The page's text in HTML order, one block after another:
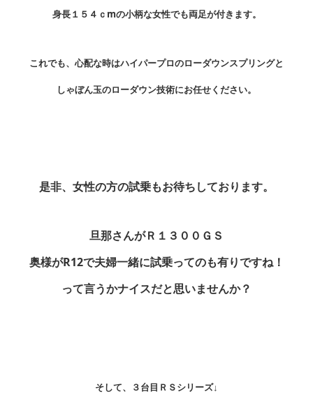
身長１５４ｃmの小柄な女性でも両足が付きます。
これでも、心配な時はハイパープロのローダウンスプリングと
しゃぼん玉のローダウン技術にお任せください。
是非、女性の方の試乗もお待ちしております。
旦那さんがＲ１３００ＧＳ
奥様がR12で夫婦一緒に試乗ってのも有りですね！
って言うかナイスだと思いませんか？
そして、３台目ＲＳシリーズ↓